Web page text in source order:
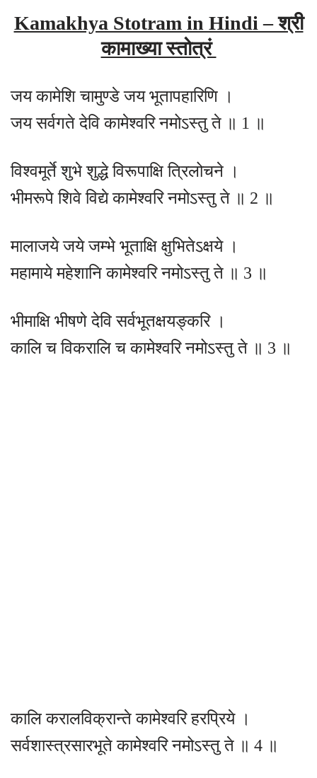
Kamakhya Stotram in Hindi – श्री
कामाख्या स्तोत्रं
जय कामेशि चामुण्डे जय भूतापहारिणि ।
जय सर्वगते देवि कामेश्वरि नमोऽस्तु ते ॥ 1 ॥
विश्वमूर्ते शुभे शुद्धे विरूपाक्षि त्रिलोचने ।
भीमरूपे शिवे विद्ये कामेश्वरि नमोऽस्तु ते ॥ 2 ॥
मालाजये जये जम्भे भूताक्षि क्षुभितेऽक्षये ।
महामाये महेशानि कामेश्वरि नमोऽस्तु ते ॥ 3 ॥
भीमाक्षि भीषणे देवि सर्वभूतक्षयङ्करि ।
कालि च विकरालि च कामेश्वरि नमोऽस्तु ते ॥ 3 ॥
कालि करालविक्रान्ते कामेश्वरि हरप्रिये ।
सर्वशास्त्रसारभूते कामेश्वरि नमोऽस्तु ते ॥ 4 ॥